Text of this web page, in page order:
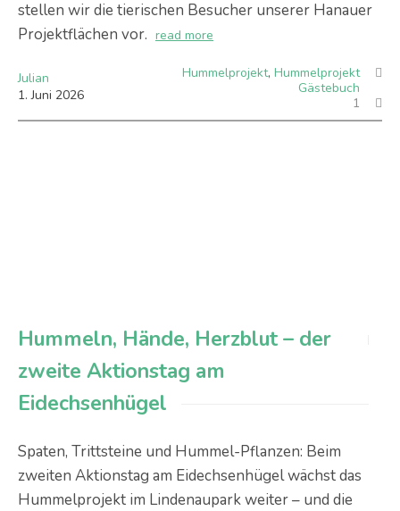
stellen wir die tierischen Besucher unserer Hanauer
Projektflächen vor. read more
Julian
1. Juni 2026
Hummelprojekt, Hummelprojekt
Gästebuch
1
Hummeln, Hände, Herzblut – der
zweite Aktionstag am
Eidechsenhügel
Spaten, Trittsteine und Hummel-Pflanzen: Beim
zweiten Aktionstag am Eidechsenhügel wächst das
Hummelprojekt im Lindenaupark weiter – und die